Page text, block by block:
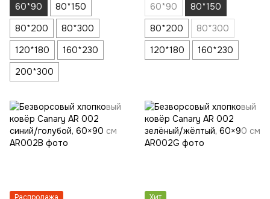
60*90
80*150
80*200
80*300
120*180
160*230
200*300
60*90
80*150
80*200
80*300
120*180
160*230